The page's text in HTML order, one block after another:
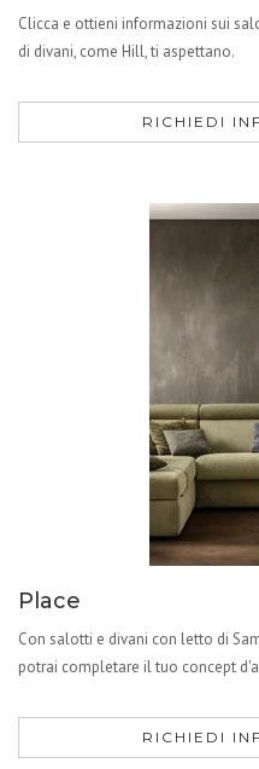
Clicca e ottieni informazioni sui
di divani, come Hill, ti aspettano.
RICHIEDI
Place
Con salotti e divani con letto di
potrai completare il tuo concept
RICHIEDI